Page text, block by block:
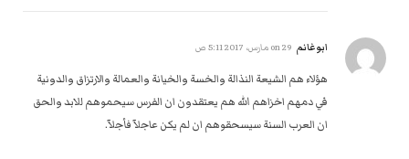
ابوغانم 29 مارس، 2017 5:11 ص
هؤلاء هم الشيعة النذالة والخسة والخيانة والعمالة والارتزاق والدونية
في دمهم اخزاهم الله هم يعتقدون ان الفرس سيحموهم للابد والحق
ان العرب السنة سيسحقوهم ان لم يكن عاجلآ فأجلآ.